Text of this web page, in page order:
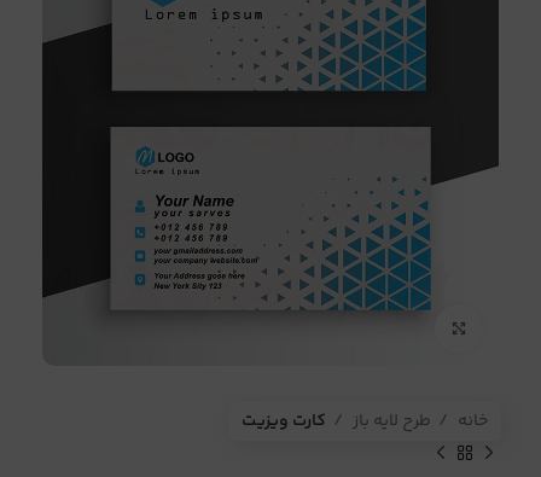
خانه طرح لایه باز کارت ویزیت